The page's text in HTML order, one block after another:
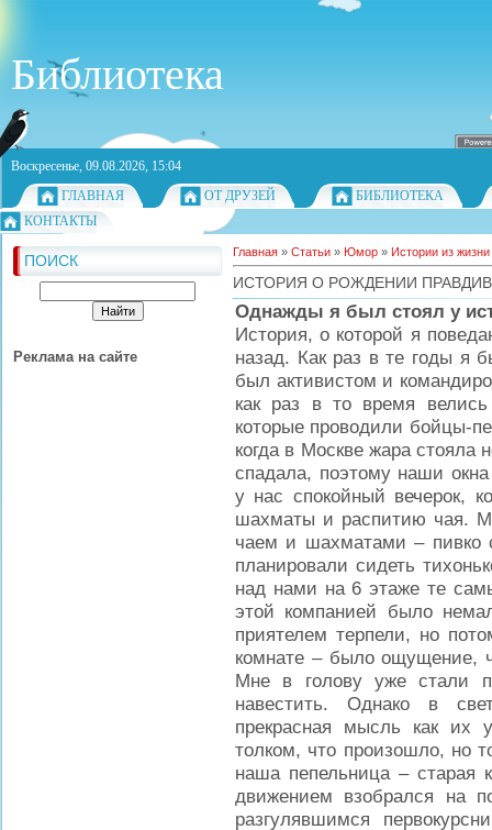
Библиотека
Воскресенье, 09.08.2026, 15:04
ГЛАВНАЯ
ОТ ДРУЗЕЙ
БИБЛИОТЕКА
КОНТАКТЫ
ПОИСК
Реклама на сайте
Главная » Статьи » Юмор » Истории из жизни
ИСТОРИЯ О РОЖДЕНИИ
Однажды я был стоял у
История, о которой я
назад. Как раз в те годы я
был активистом и
как раз в то время
которые проводили бойцы-
когда в Москве жара стояла
спадала, поэтому наши
у нас спокойный вечерок,
шахматы и распитию чая.
чаем и шахматами – пивко
планировали сидеть
над нами на 6 этаже те
этой компанией было
приятелем терпели, но
комнате – было ощущение,
Мне в голову уже стали
навестить. Однако в
прекрасная мысль как их
толком, что произошло, но
наша пепельница – старая
движением взобрался на
разгулявшимся